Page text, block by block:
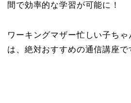
間で効率的な学習が可能に！
ワーキングマザー忙しい子ちゃ
は、絶対おすすめの通信講座で